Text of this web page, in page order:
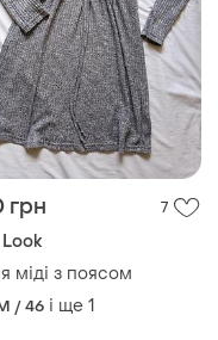
грн 7
міді з поясом
/ 46 і ще 1